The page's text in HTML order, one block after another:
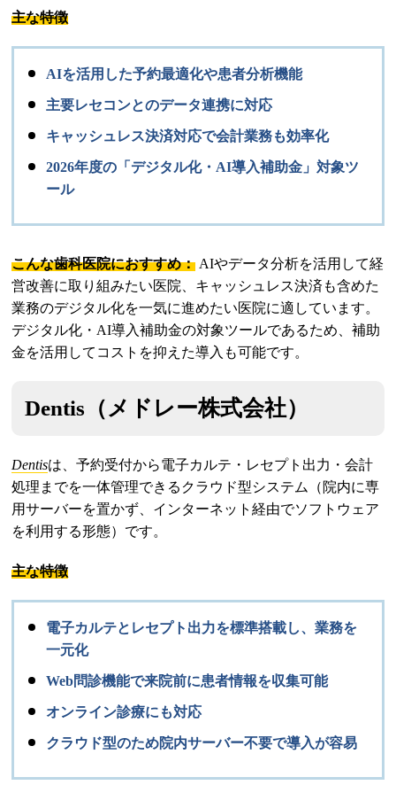
主な特徴
AIを活用した予約最適化や患者分析機能
主要レセコンとのデータ連携に対応
キャッシュレス決済対応で会計業務も効率化
2026年度の「デジタル化・AI導入補助金」対象ツ
ール
こんな歯科医院におすすめ： AIやデータ分析を活用して経
営改善に取り組みたい医院、キャッシュレス決済も含めた
業務のデジタル化を一気に進めたい医院に適しています。
デジタル化・AI導入補助金の対象ツールであるため、補助
金を活用してコストを抑えた導入も可能です。
Dentis（メドレー株式会社）
Dentisは、予約受付から電子カルテ・レセプト出力・会計
処理までを一体管理できるクラウド型システム（院内に専
用サーバーを置かず、インターネット経由でソフトウェア
を利用する形態）です。
主な特徴
電子カルテとレセプト出力を標準搭載し、業務を
一元化
Web問診機能で来院前に患者情報を収集可能
オンライン診療にも対応
クラウド型のため院内サーバー不要で導入が容易